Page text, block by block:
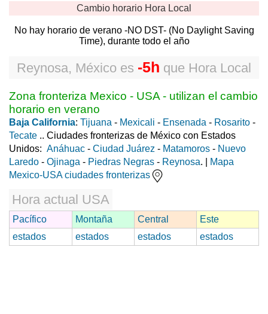
Cambio horario Hora Local
No hay horario de verano -NO DST- (No Daylight Saving
Time), durante todo el año
Reynosa, México es -5h que Hora Local
Zona fronteriza Mexico - USA - utilizan el cambio
horario en verano
Baja California: Tijuana - Mexicali - Ensenada - Rosarito -
Tecate .. Ciudades fronterizas de México con Estados
Unidos: Anáhuac - Ciudad Juárez - Matamoros - Nuevo
Laredo - Ojinaga - Piedras Negras - Reynosa. |
Mapa
Mexico-USA ciudades fronterizas
Hora actual USA
Pacífico Montaña Central
Este
estados
estados estados estados